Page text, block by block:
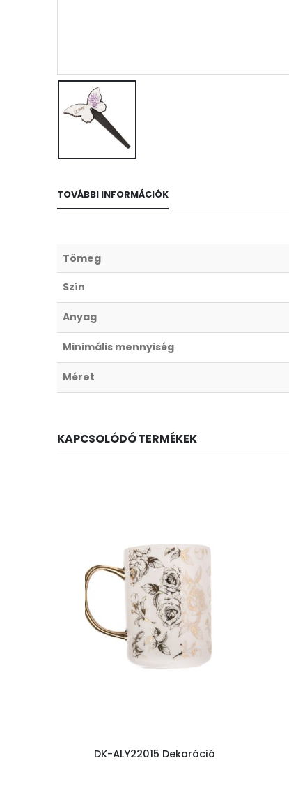
TOVÁBBI INFORMÁCIÓK
Tömeg
Szín
Anyag
Minimális mennyiség
Méret
KAPCSOLÓDÓ TERMÉKEK
DK-ALY22015 Dekoráció